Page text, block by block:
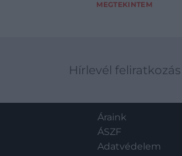
MEGTEKINTEM
Hírlevél feliratkozás
Áraink
ÁSZF
Adatvédelem